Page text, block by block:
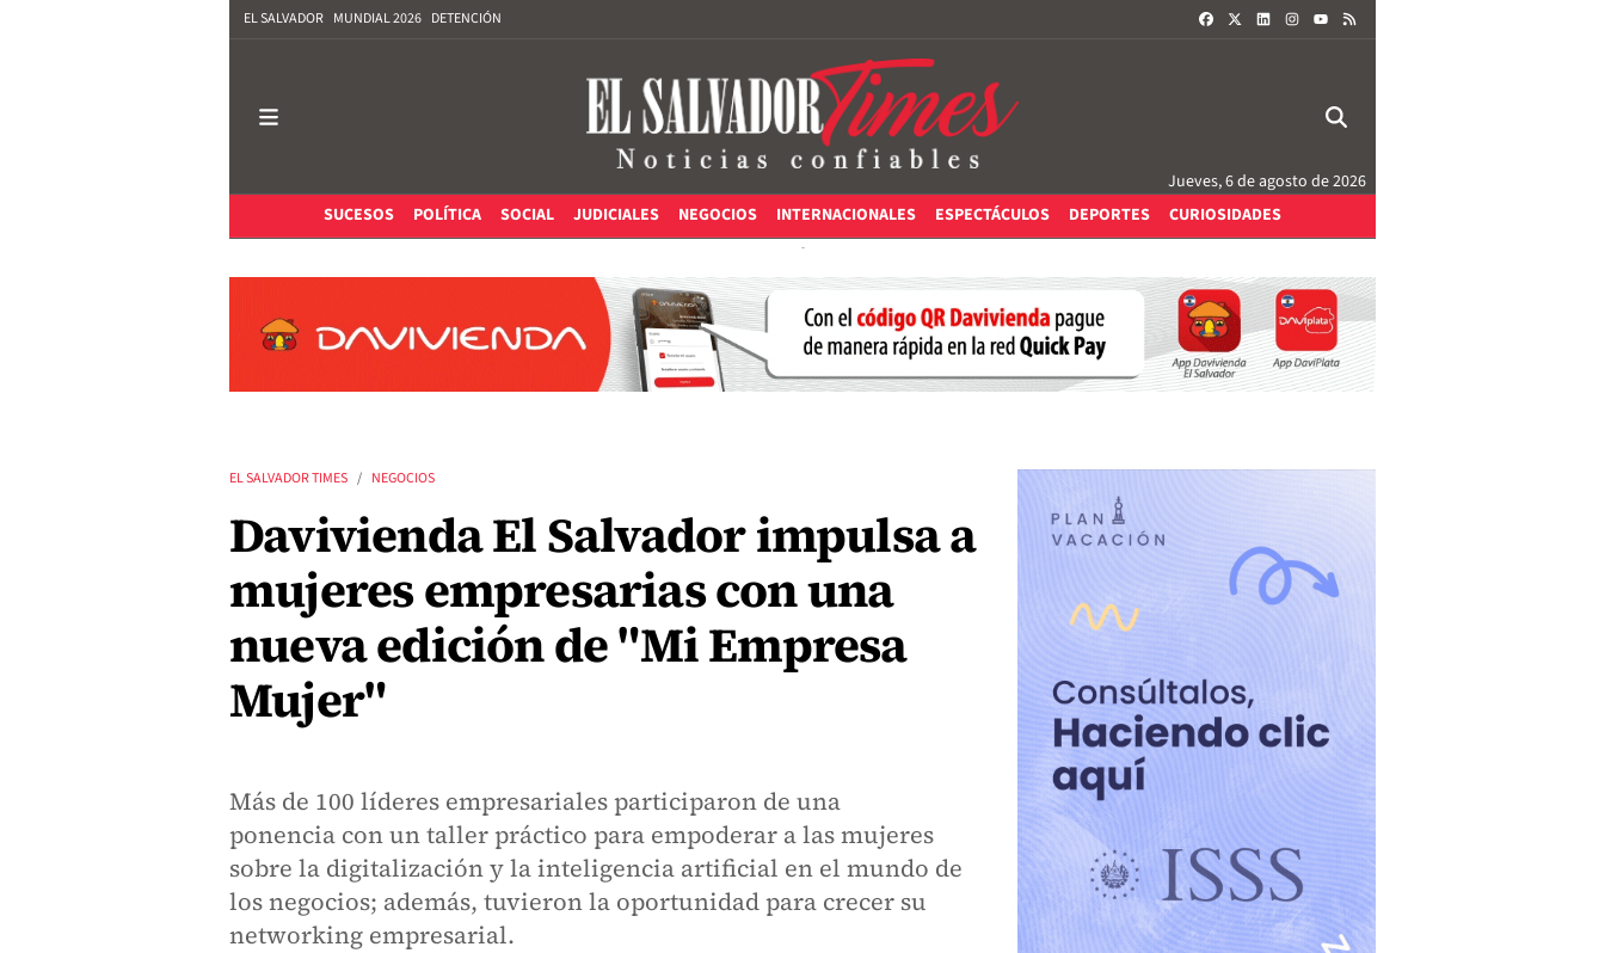
EL SALVADOR MUNDIAL 2026 DETENCIÓN FACEBOOKLINKEDININSTAGRAM
Jueves, 6 de agosto de 2026
SUCESOS
POLÍTICA SOCIAL JUDICIALES NEGOCIOS INTERNACIONALES ESPECTÁCULOS DEPORTES CURIOSIDADES
EL SALVADOR TIMES NEGOCIOS
Davivienda El Salvador impulsa a
mujeres empresarias con una
nueva edición de "Mi Empresa
Mujer"
Más de 100 líderes empresariales participaron de una
ponencia con un taller práctico para empoderar a las mujeres
sobre la digitalización y la inteligencia artificial en el mundo de
los negocios; además, tuvieron la oportunidad para crecer su
networking empresarial.